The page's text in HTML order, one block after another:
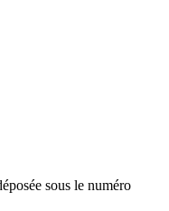
sous le numéro